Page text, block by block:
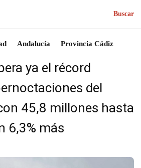
Buscar
Andalucía Provincia Cádiz
ya el récord
del
45,8 millones hasta
6,3% más